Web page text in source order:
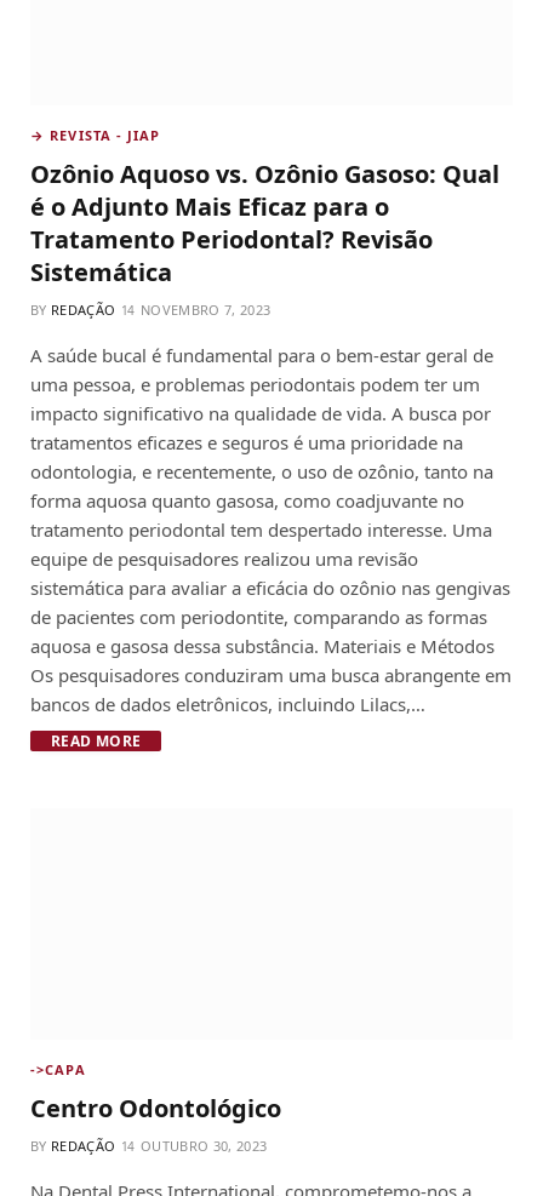
→ REVISTA - JIAP
Ozônio Aquoso vs. Ozônio Gasoso: Qual
é o Adjunto Mais Eficaz para o
Tratamento Periodontal? Revisão
Sistemática
BY REDAÇÃO NOVEMBRO 7, 2023
A saúde bucal é fundamental para o bem-estar geral de
uma pessoa, e problemas periodontais podem ter um
impacto significativo na qualidade de vida. A busca por
tratamentos eficazes e seguros é uma prioridade na
odontologia, e recentemente, o uso de ozônio, tanto na
forma aquosa quanto gasosa, como coadjuvante no
tratamento periodontal tem despertado interesse. Uma
equipe de pesquisadores realizou uma revisão
sistemática para avaliar a eficácia do ozônio nas gengivas
de pacientes com periodontite, comparando as formas
aquosa e gasosa dessa substância. Materiais e Métodos
Os pesquisadores conduziram uma busca abrangente em
bancos de dados eletrônicos, incluindo Lilacs,…
READ MORE
->CAPA
Centro Odontológico
BY REDAÇÃO OUTUBRO 30, 2023
Na Dental Press International, comprometemo-nos a